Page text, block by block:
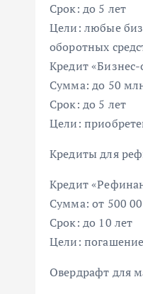
Срок: до 5 лет
Цели: любые
оборотных
Кредит
Сумма: до 50
Срок: до 5 лет
Цели:
Кредиты для
Кредит
Сумма: от 500
Срок: до 10 лет
Цели:
Овердрафт для